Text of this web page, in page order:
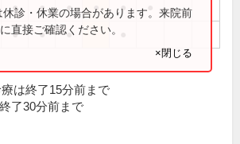
● ● ● ● ●
● ● ●
診・休業の場合があります。来院前
直接ご確認ください。
×閉じる
は終了15分前まで
了30分前まで